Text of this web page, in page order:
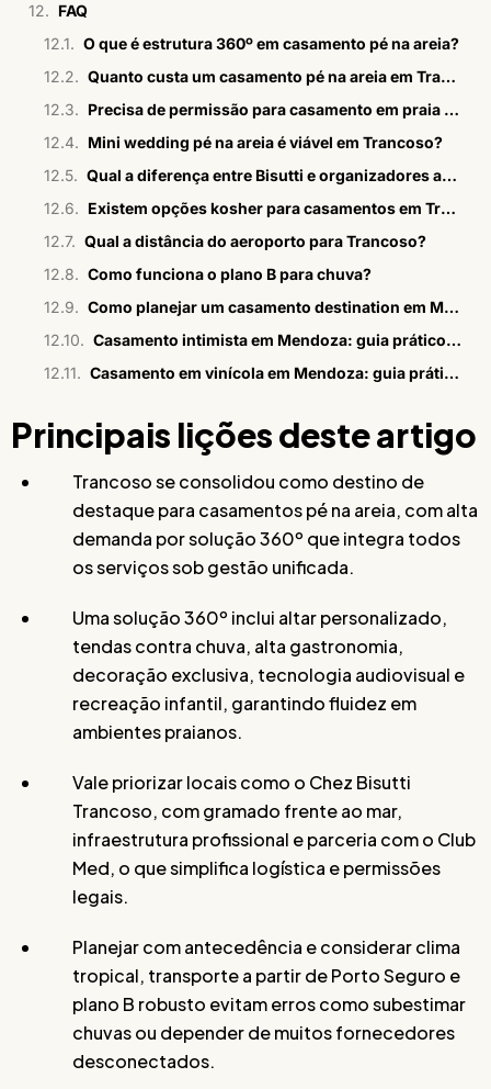
FAQ
O que é estrutura 360º em casamento pé na areia?
Quanto custa um casamento pé na areia em Trancoso com solução 360º?
Precisa de permissão para casamento em praia de Trancoso?
Mini wedding pé na areia é viável em Trancoso?
Qual a diferença entre Bisutti e organizadores autônomos?
Existem opções kosher para casamentos em Trancoso?
Qual a distância do aeroporto para Trancoso?
Como funciona o plano B para chuva?
Como planejar um casamento destination em Mendoza
Casamento intimista em Mendoza: guia prático e estratégico
Casamento em vinícola em Mendoza: guia prático para casais
Principais lições deste artigo
Trancoso se consolidou como destino de
destaque para casamentos pé na areia, com alta
demanda por solução 360º que integra todos
os serviços sob gestão unificada.
Uma solução 360º inclui altar personalizado,
tendas contra chuva, alta gastronomia,
decoração exclusiva, tecnologia audiovisual e
recreação infantil, garantindo fluidez em
ambientes praianos.
Vale priorizar locais como o Chez Bisutti
Trancoso, com gramado frente ao mar,
infraestrutura profissional e parceria com o Club
Med, o que simplifica logística e permissões
legais.
Planejar com antecedência e considerar clima
tropical, transporte a partir de Porto Seguro e
plano B robusto evitam erros como subestimar
chuvas ou depender de muitos fornecedores
desconectados.